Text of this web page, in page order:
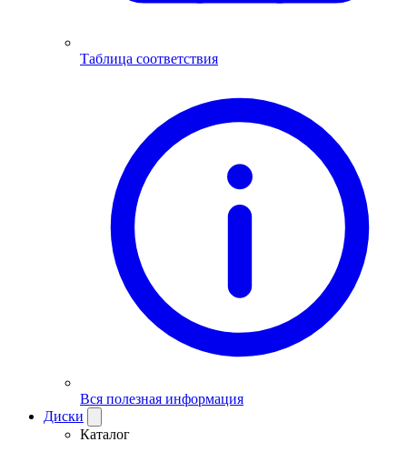
Таблица соответствия
Вся полезная информация
Диски
Каталог